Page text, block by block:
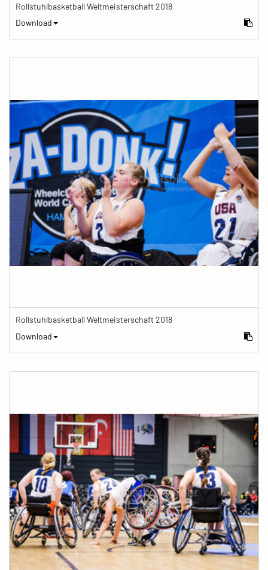
Rollstuhlbasketball Weltmeisterschaft 2018
Download
Rollstuhlbasketball Weltmeisterschaft 2018
Download